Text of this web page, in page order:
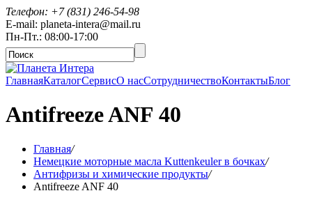
Телефон: +7 (831) 246-54-98
E-mail: planeta-intera@mail.ru
Пн-Пт.: 08:00-17:00
ГлавнаяКаталогСервисО насСотрудничествоКонтактыБлог
Antifreeze ANF 40
Главная/
Немецкие моторные масла Kuttenkeuler в бочках/
Антифризы и химические продукты/
Antifreeze ANF 40